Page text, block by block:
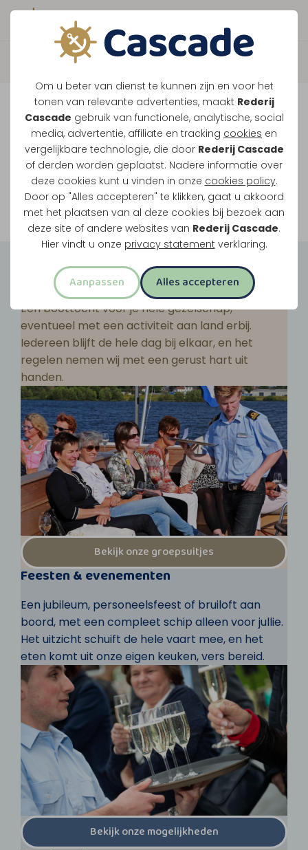
Om u beter van dienst te kunnen zijn en voor het
tonen van relevante advertenties, maakt Rederij
Cascade gebruik van functionele, analytische, social
media, advertentie, affiliate en tracking cookies en
vergelijkbare technologie, die door Rederij Cascade
of derden worden geplaatst. Nadere informatie over
deze cookies kunt u vinden in onze cookies policy.
Door op "Alles accepteren" te klikken, gaat u akkoord
met het plaatsen van al deze cookies bij bezoek aan
deze site of andere websites van Rederij Cascade.
Hier vindt u onze privacy statement verklaring.
Aanpassen Alles accepteren
Boek direct je vaart
Vaar je mee over de
Maasplassen?
Ondanks de lage waterstanden gaan
onze vaarten gewoon door.
Bekijk onze rondvaarten
Groepsuitjes
Een boottocht voor je hele gezelschap,
eventueel met een activiteit aan land erbij.
Iedereen blijft de hele dag bij elkaar, en het
regelen nemen wij met een gerust hart uit
handen.
Bekijk onze groepsuitjes
Feesten & evenementen
Een jubileum, personeelsfeest of bruiloft aan
boord, met een compleet schip alleen voor jullie.
Het uitzicht schuift de hele vaart mee, en het
eten komt uit onze eigen keuken, vers bereid.
Bekijk onze mogelijkheden